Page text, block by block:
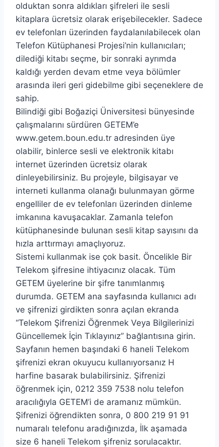
olduktan sonra aldıkları şifreleri ile sesli
kitaplara ücretsiz olarak erişebilecekler. Sadece
ev telefonları üzerinden faydalanılabilecek olan
Telefon Kütüphanesi Projesi’nin kullanıcıları;
dilediği kitabı seçme, bir sonraki ayrımda
kaldığı yerden devam etme veya bölümler
arasında ileri geri gidebilme gibi seçeneklere de
sahip.
Bilindiği gibi Boğaziçi Üniversitesi bünyesinde
çalışmalarını sürdüren GETEM’e
www.getem.boun.edu.tr adresinden üye
olabilir, binlerce sesli ve elektronik kitabı
internet üzerinden ücretsiz olarak
dinleyebilirsiniz. Bu projeyle, bilgisayar ve
interneti kullanma olanağı bulunmayan görme
engelliler de ev telefonları üzerinden dinleme
imkanına kavuşacaklar. Zamanla telefon
kütüphanesinde bulunan sesli kitap sayısını da
hızla arttırmayı amaçlıyoruz.
Sistemi kullanmak ise çok basit. Öncelikle Bir
Telekom şifresine ihtiyacınız olacak. Tüm
GETEM üyelerine bir şifre tanımlanmış
durumda. GETEM ana sayfasında kullanıcı adı
ve şifrenizi girdikten sonra açılan ekranda
“Telekom Şifrenizi Öğrenmek Veya Bilgilerinizi
Güncellemek İçin Tıklayınız” bağlantısına girin.
Sayfanın hemen başındaki 6 haneli Telekom
şifrenizi ekran okuyucu kullanıyorsanız H
harfine basarak bulabilirsiniz. Şifrenizi
öğrenmek için, 0212 359 7538 nolu telefon
aracılığıyla GETEM’i de aramanız mümkün.
Şifrenizi öğrendikten sonra, 0 800 219 91 91
numaralı telefonu aradığınızda, İlk aşamada
size 6 haneli Telekom şifreniz sorulacaktır.